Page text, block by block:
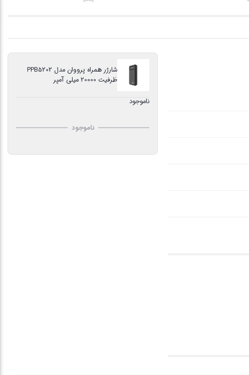
شارژر همراه پرووان مدل PPB5202
ظرفیت 20000 میلی آمپر
ناموجود
ناموجود